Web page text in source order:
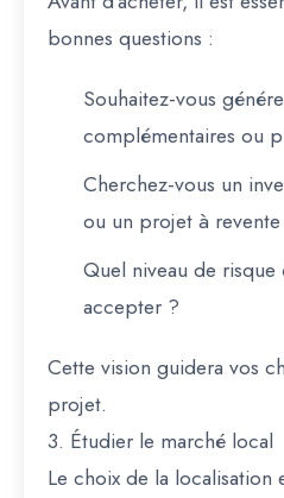
bonnes questions :
Souhaitez-vous
complémentaires ou
Cherchez-vous un
ou un projet à
Quel niveau de
accepter ?
Cette vision guidera vos
projet.
3. Étudier le marché local
Le choix de la localisation